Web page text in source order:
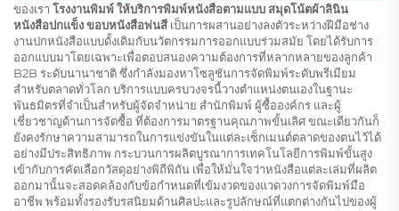
ของเรา โรงงานพิมพ์ ให้บริการพิมพ์หนังสือตามแบบ สมุดโน้ตผ้าลินิน
หนังสือปกแข็ง ขอบหนังสือพ่นสี เป็นการผสานอย่างลงตัวระหว่างฝีมือช่าง
งานปกหนังสือแบบดั้งเดิมกับนวัตกรรมการออกแบบร่วมสมัย โดยได้รับการ
ออกแบบมาโดยเฉพาะเพื่อตอบสนองความต้องการที่หลากหลายของลูกค้า
B2B ระดับนานาชาติ ซึ่งกำลังมองหาโซลูชันการจัดพิมพ์ระดับพรีเมียม
สำหรับตลาดทั่วโลก บริการแบบครบวงจรนี้วางตำแหน่งตนเองในฐานะ
พันธมิตรที่จำเป็นสำหรับผู้จัดจำหน่าย สำนักพิมพ์ ผู้ซื้อองค์กร และผู้
เชี่ยวชาญด้านการจัดซื้อ ที่ต้องการมาตรฐานคุณภาพขั้นเลิศ ขณะเดียวกันก็
ยังคงรักษาความสามารถในการแข่งขันในแต่ละเซ็กเมนต์ตลาดของตนไว้ได้
อย่างมีประสิทธิภาพ กระบวนการผลิตบูรณาการเทคโนโลยีการพิมพ์ขั้นสูง
เข้ากับการคัดเลือกวัสดุอย่างพิถีพิถัน เพื่อให้มั่นใจว่าหนังสือแต่ละเล่มที่ผลิต
ออกมานั้นจะสอดคล้องกับข้อกำหนดที่เข้มงวดของแวดวงการจัดพิมพ์มือ
อาชีพ พร้อมทั้งรองรับรสนิยมด้านศิลปะและรูปลักษณ์ที่แตกต่างกันไปของผู้